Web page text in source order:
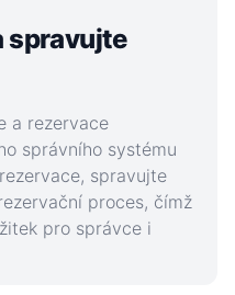
spravujte
a rezervace
správního systému
spravujte
proces, čímž
pro správce i